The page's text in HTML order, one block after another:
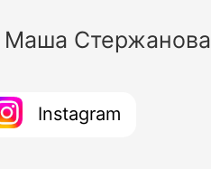
Маша Стержанова
Instagram